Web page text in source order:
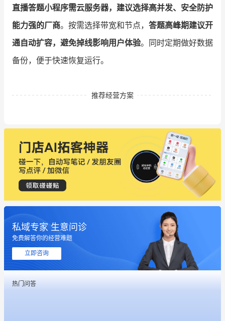
直播答题小程序需云服务器，建议选择高并发、安全防护
能力强的厂商。按需选择带宽和节点， 答题高峰期建议开
通自动扩容，避免掉线影响用户体验。同时定期做好数据
备份，便于快速恢复运行。
推荐经营方案
私域专家 生意问诊
免费解答你的经营难题
立即咨询
热门问答
这个营销策划案例推荐大家看一下
用有赞就能在微信、小红书同时经营了